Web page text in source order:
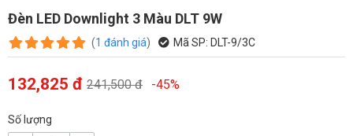
Đèn LED Downlight 3 Màu DLT 9W
(1 đánh giá) Mã SP: DLT-9/3C
132,825 đ 241,500 đ -45%
Số lượng